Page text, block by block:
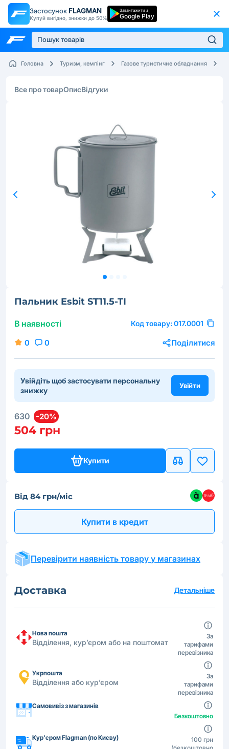
Застосунок FLAGMAN
Купуй вигідно, знижки до 50%
Завантажити з
Google Play
Головна Туризм, кемпінг Газове туристичне обладнання
Все про товарОписВідгуки
Пальник Esbit ST11.5-TI
В наявності Код товару: 017.0001
0 0 Поділитися
Увійдіть щоб застосувати персональну
знижку
Увійти
630 -20%
504 грн
Купити
Від 84 грн/міс
Купити в кредит
Перевірити наявність товару у магазинах
Доставка Детальніше
Нова пошта
Відділення, кур’єром або на поштомат
За
тарифами
перевізника
Укрпошта
Відділення або кур’єром
За
тарифами
перевізника
Самовивіз з магазинів
Безкоштовно
Кур'єром Flagman (по Києву)
100 грн